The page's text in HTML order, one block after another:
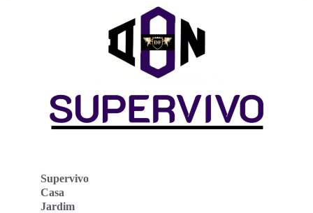
Supervivo
Casa
Jardim